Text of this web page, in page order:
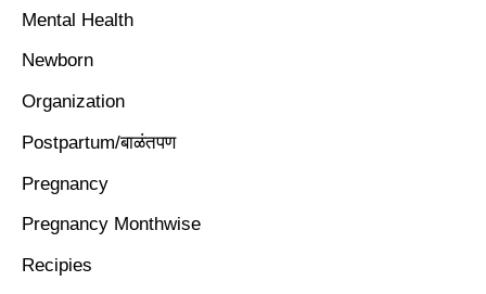
Mental Health
Newborn
Organization
Postpartum/बाळंतपण
Pregnancy
Pregnancy Monthwise
Recipies